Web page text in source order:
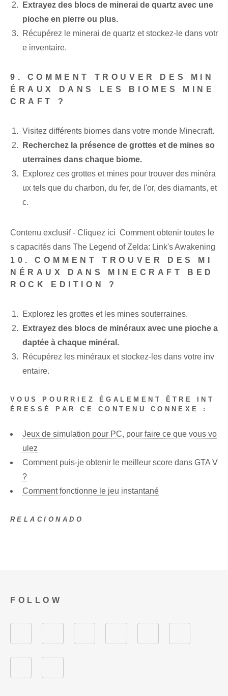
Extrayez des blocs de minerai de quartz avec une
pioche en pierre ou plus.
Récupérez le minerai de quartz et stockez-le dans votr
e inventaire.
9. COMMENT TROUVER DES MIN
ÉRAUX DANS LES BIOMES MINE
CRAFT ?
Visitez différents biomes dans votre monde Minecraft.
Recherchez la présence de grottes et de mines so
uterraines dans chaque biome.
Explorez ces grottes et mines pour trouver des minéra
ux tels que du charbon, du fer, de l'or, des diamants, et
c.
Contenu exclusif - Cliquez ici Comment obtenir toutes le
s capacités dans The Legend of Zelda: Link's Awakening
10. COMMENT TROUVER DES MI
NÉRAUX DANS MINECRAFT BED
ROCK EDITION ?
Explorez les grottes et les mines souterraines.
Extrayez des blocs de minéraux avec une pioche a
daptée à chaque minéral.
Récupérez les minéraux et stockez-les dans votre inv
entaire.
VOUS POURRIEZ ÉGALEMENT ÊTRE INT
ÉRESSÉ PAR CE CONTENU CONNEXE :
Jeux de simulation pour PC, pour faire ce que vous vo
ulez
Comment puis-je obtenir le meilleur score dans GTA V
?
Comment fonctionne le jeu instantané
RELACIONADO
FOLLOW